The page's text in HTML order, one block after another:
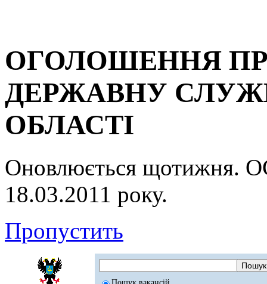
ОГОЛОШЕННЯ
ДЕРЖАВНУ
ОБЛАСТІ
Оновлюється
18.03.2011 року.
Пропустить